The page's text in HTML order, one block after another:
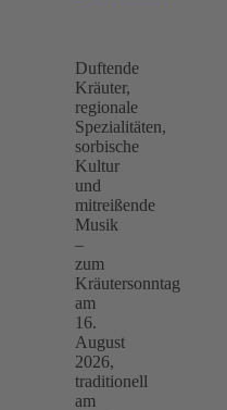
Duftende
Kräuter,
regionale
Spezialitäten,
sorbische
Kultur
und
mitreißende
Musik
–
zum
Kräutersonntag
am
16.
August
2026,
traditionell
am